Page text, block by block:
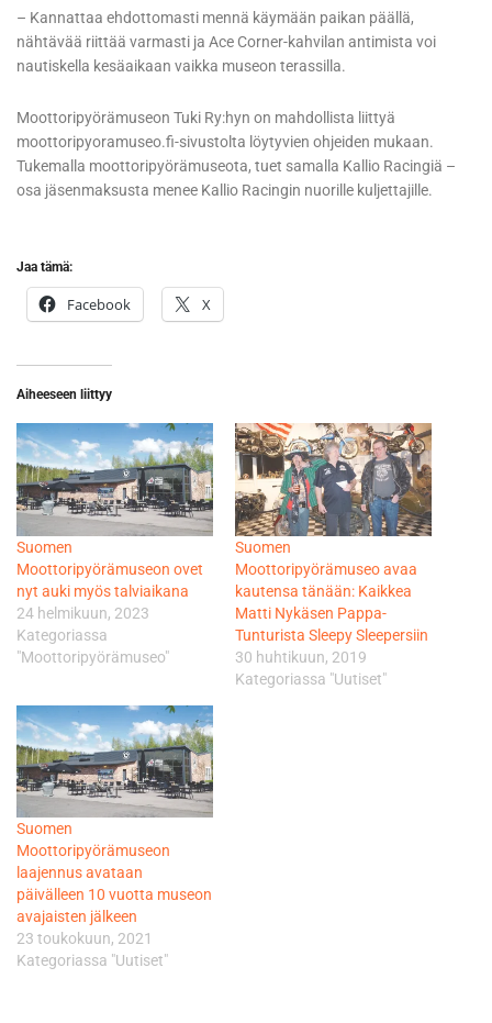
– Kannattaa ehdottomasti mennä käymään paikan päällä,
nähtävää riittää varmasti ja Ace Corner-kahvilan antimista voi
nautiskella kesäaikaan vaikka museon terassilla.
Moottoripyörämuseon Tuki Ry:hyn on mahdollista liittyä
moottoripyoramuseo.fi-sivustolta löytyvien ohjeiden mukaan.
Tukemalla moottoripyörämuseota, tuet samalla Kallio Racingiä –
osa jäsenmaksusta menee Kallio Racingin nuorille kuljettajille.
Jaa tämä:
Facebook X
Aiheeseen liittyy
Suomen
Moottoripyörämuseon ovet
nyt auki myös talviaikana
24 helmikuun, 2023
Kategoriassa
"Moottoripyörämuseo"
Suomen
Moottoripyörämuseo avaa
kautensa tänään: Kaikkea
Matti Nykäsen Pappa-
Tunturista Sleepy Sleepersiin
30 huhtikuun, 2019
Kategoriassa "Uutiset"
Suomen
Moottoripyörämuseon
laajennus avataan
päivälleen 10 vuotta museon
avajaisten jälkeen
23 toukokuun, 2021
Kategoriassa "Uutiset"